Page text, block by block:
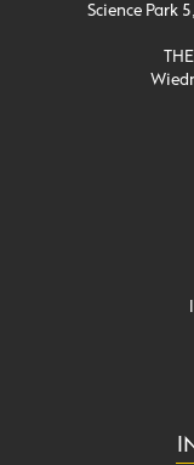
Science Park